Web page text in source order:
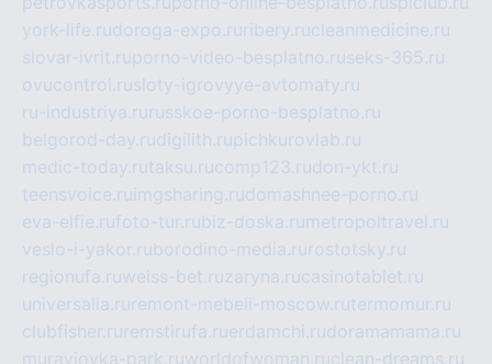
york-life.rudoroga-expo.ru ribery.rucleanmedicine.ru
slovar-ivrit.ruporno-video-besplatno.ruseks-365.ru
ovucontrol.rusloty-igrovyye-avtomaty.ru
ru-industriya.ru russkoe-porno-besplatno.ru
belgorod-day.rudigilith.rupichkurovlab.ru
medic-today.rutaksu.rucomp123.rudon-ykt.ru
teensvoice.ru imgsharing.rudomashnee-porno.ru
eva-elfie.rufoto-tur.rubiz-doska.ru metropoltravel.ru
veslo-i-yakor.ruborodino-media.ru rostotsky.ru
regionufa.ruweiss-bet.ruzaryna.rucasinotablet.ru
universalia.ru remont-mebeli-moscow.rutermomur.ru
clubfisher.ru remstirufa.ruerdamchi.rudoramamama.ru
muraviovka-park.ruworldofwoman.ruclean-dreams.ru